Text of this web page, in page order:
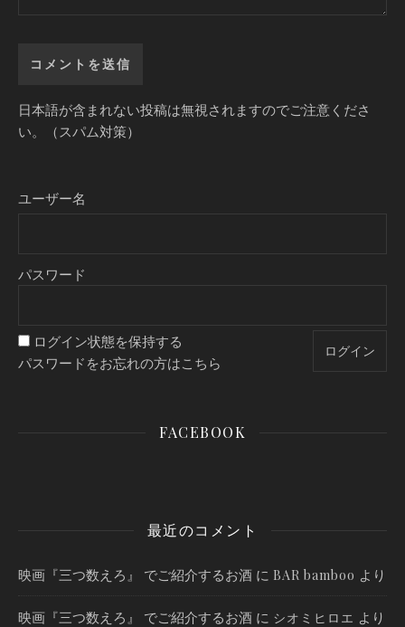
日本語が含まれない投稿は無視されますのでご注意くださ
い。（スパム対策）
ユーザー名
パスワード
ログイン状態を保持する
パスワードをお忘れの方はこちら
FACEBOOK
最近のコメント
映画『三つ数えろ』 でご紹介するお酒 に BAR bamboo より
映画『三つ数えろ』 でご紹介するお酒 に シオミヒロエ より